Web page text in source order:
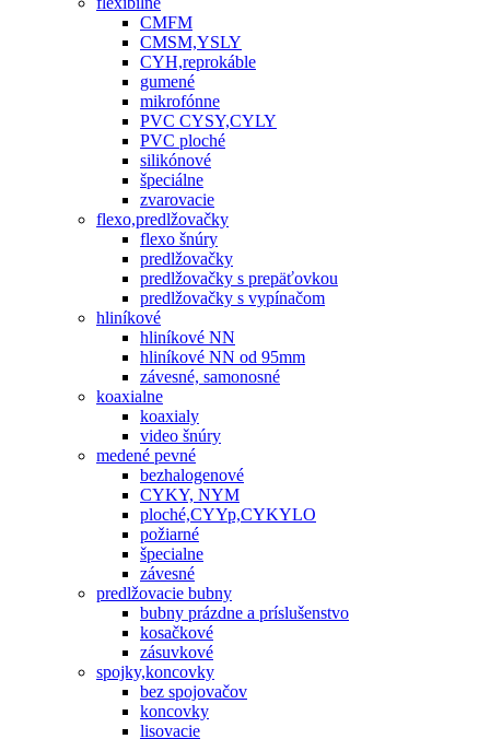
CMFM
CMSM,YSLY
CYH,reprokáble
gumené
mikrofónne
PVC CYSY,CYLY
PVC ploché
silikónové
špeciálne
zvarovacie
flexo,predlžovačky
flexo šnúry
predlžovačky
predlžovačky s prepäťovkou
predlžovačky s vypínačom
hliníkové
hliníkové NN
hliníkové NN od 95mm
závesné, samonosné
koaxialne
koaxialy
video šnúry
medené pevné
bezhalogenové
CYKY, NYM
ploché,CYYp,CYKYLO
požiarné
špecialne
závesné
predlžovacie bubny
bubny prázdne a príslušenstvo
kosačkové
zásuvkové
spojky,koncovky
bez spojovačov
koncovky
lisovacie